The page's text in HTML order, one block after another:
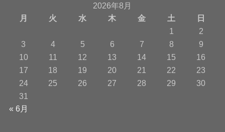
2026年8月
月
火 水 木 金 土
日
1
2
3
4 5 6 7 8
9
10
11 12 13 14 15
16
17
18 19 20 21 22
23
24
25 26 27 28 29
30
31
« 6月